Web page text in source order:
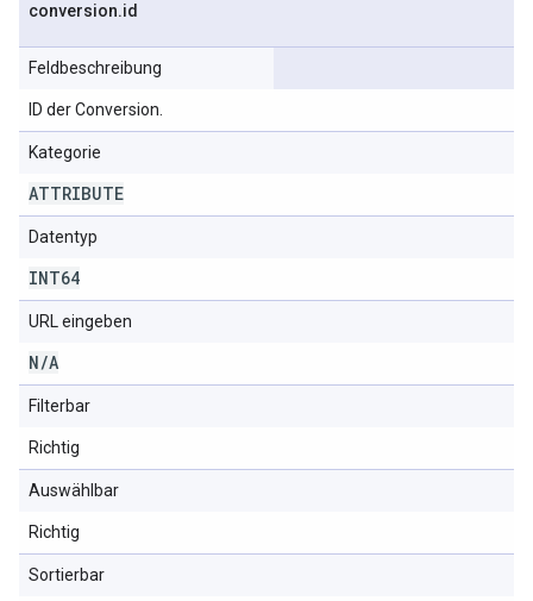
conversion.id
Feldbeschreibung
ID der Conversion.
Kategorie
ATTRIBUTE
Datentyp
INT64
URL eingeben
N/A
Filterbar
Richtig
Auswählbar
Richtig
Sortierbar